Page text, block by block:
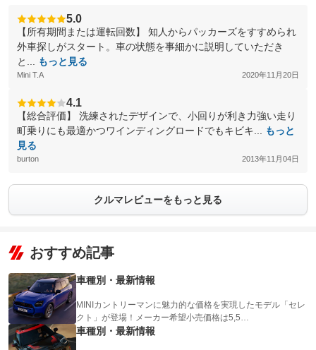
5.0
【所有期間または運転回数】 知人からパッカーズをすすめられ
外車探しがスタート。車の状態を事細かに説明していただき
と...
もっと見る
Mini T.A 2020年11月20日
4.1
【総合評価】 洗練されたデザインで、小回りが利き力強い走り
町乗りにも最適かつワインディングロードでもキビキ...
もっと
見る
burton 2013年11月04日
クルマレビューをもっと見る
おすすめ記事
車種別・最新情報
MINIカントリーマンに魅力的な価格を実現したモデル「セレ
クト」が登場！メーカー希望小売価格は5,5…
車種別・最新情報